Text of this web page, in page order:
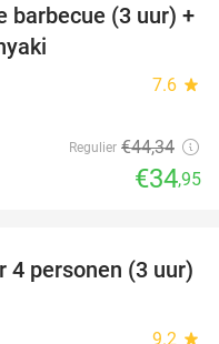
21%
barbecue (3 uur) +
7.6 star
Regulier €44,34
€34,95
31%
4 personen (3 uur)
9.2 star